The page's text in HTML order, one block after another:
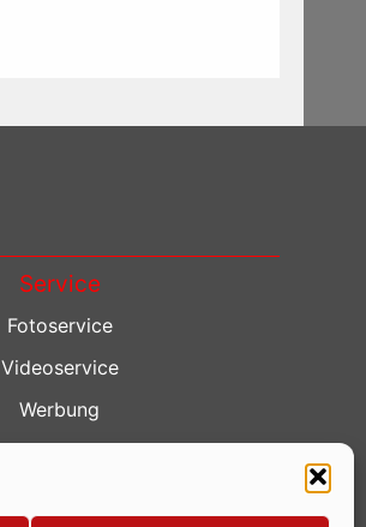
Service
Fotoservice
Videoservice
Werbung